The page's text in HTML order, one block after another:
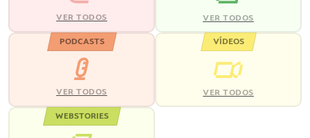
VER TODOS VER TODOS
PODCASTS
VER TODOS
VÍDEOS
VER TODOS
WEBSTORIES